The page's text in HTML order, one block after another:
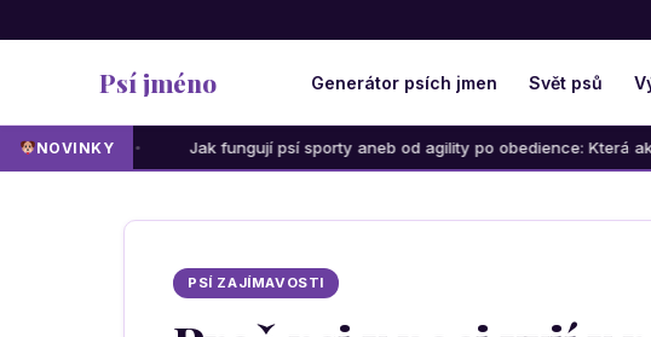
Psí jméno Generátor psích jmen Svět psů
NOVINKY
Jak fungují psí sporty aneb od agility po obedience: Která aktivita bude
PSÍ ZAJÍMAVOSTI